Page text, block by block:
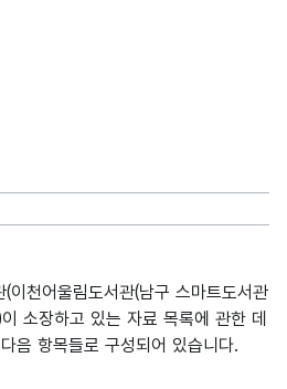
이천어울림도서관(남구 스마트도서관
소장하고 있는 자료 목록에 관한 데
음 항목들로 구성되어 있습니다.